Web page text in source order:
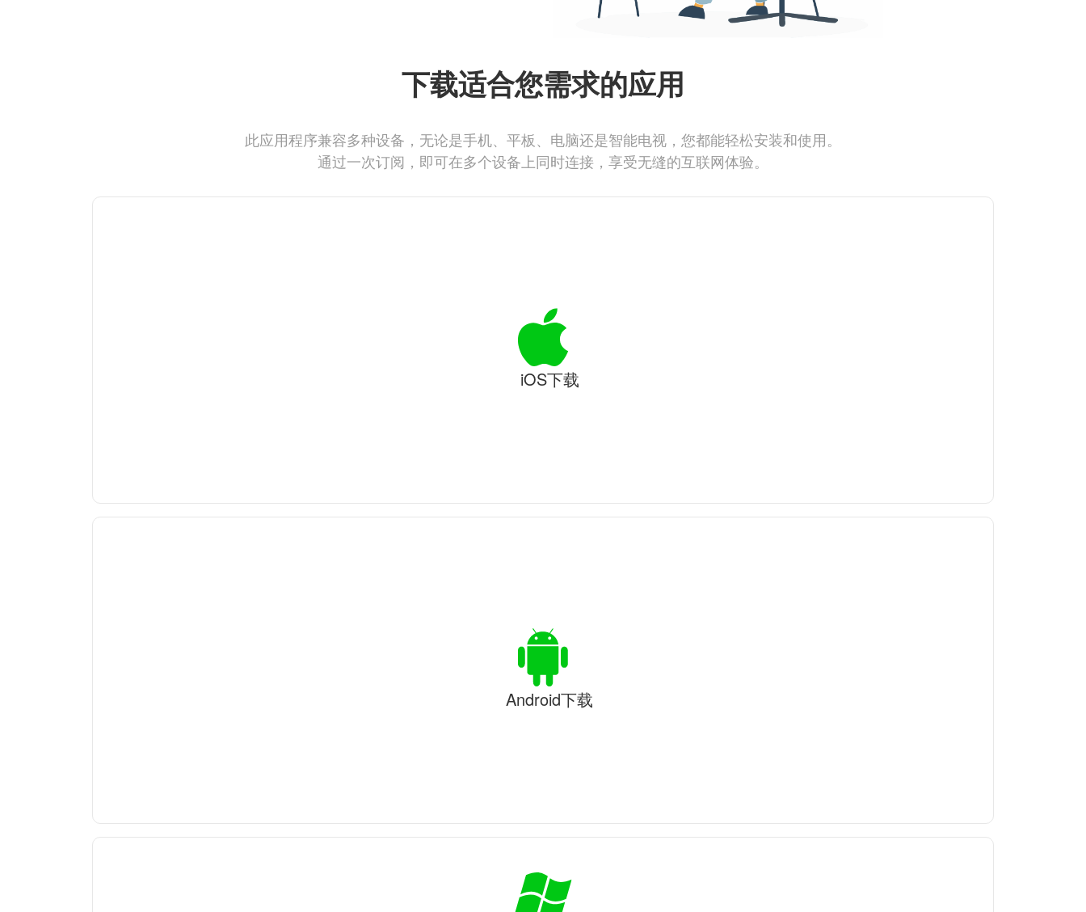
下载适合您需求的应用
此应用程序兼容多种设备，无论是手机、平板、电脑还是智能电视，您都能轻松安装和使用。
通过一次订阅，即可在多个设备上同时连接，享受无缝的互联网体验。
iOS下载
Android下载